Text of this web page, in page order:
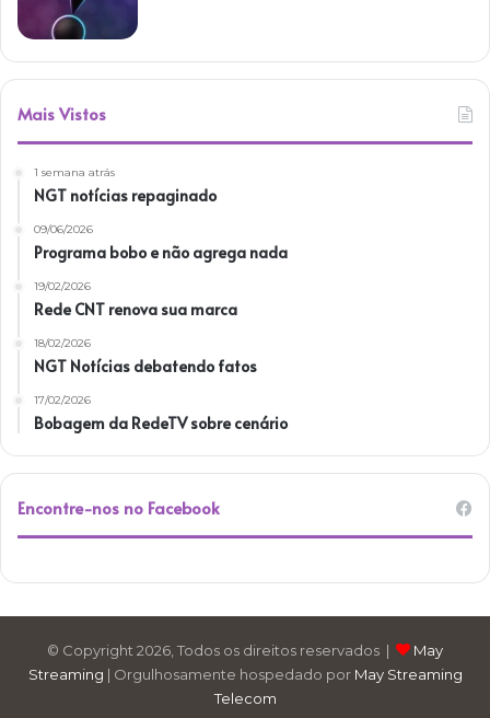
Mais Vistos
1 semana atrás
NGT notícias repaginado
09/06/2026
Programa bobo e não agrega nada
19/02/2026
Rede CNT renova sua marca
18/02/2026
NGT Notícias debatendo fatos
17/02/2026
Bobagem da RedeTV sobre cenário
Encontre-nos no Facebook
© Copyright 2026, Todos os direitos reservados |
May
Streaming | Orgulhosamente hospedado por May Streaming
Telecom